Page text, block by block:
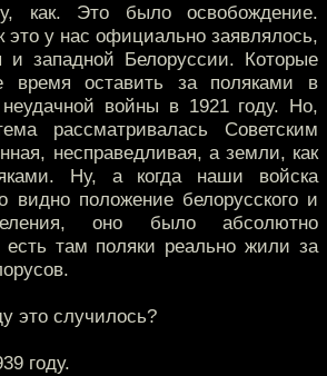
как. Это было освобождение.
это у нас официально заявлялось,
и западной Белоруссии. Которые
время оставить за поляками в
неудачной войны в 1921 году. Но,
рассматривалась Советским
несправедливая, а земли, как
Ну, а когда наши войска
положение белорусского и
оно было абсолютно
есть там поляки реально жили за
это случилось?
году.